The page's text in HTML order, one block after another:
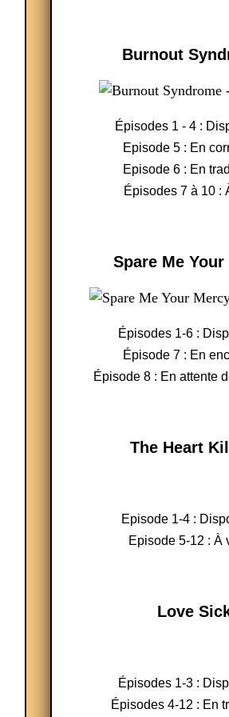
Burnout
Épisodes 1 - 4 :
Episode 5 : En
Episode 6 : En
Épisodes 7 à 10 :
Spare Me Your
Épisodes 1-6 :
Épisode 7 : En
Épisode 8 : En attente
The Heart
Episode 1-4 :
Episode 5-12 : À
Love
Épisodes 1-3 :
Épisodes 4-12 : En